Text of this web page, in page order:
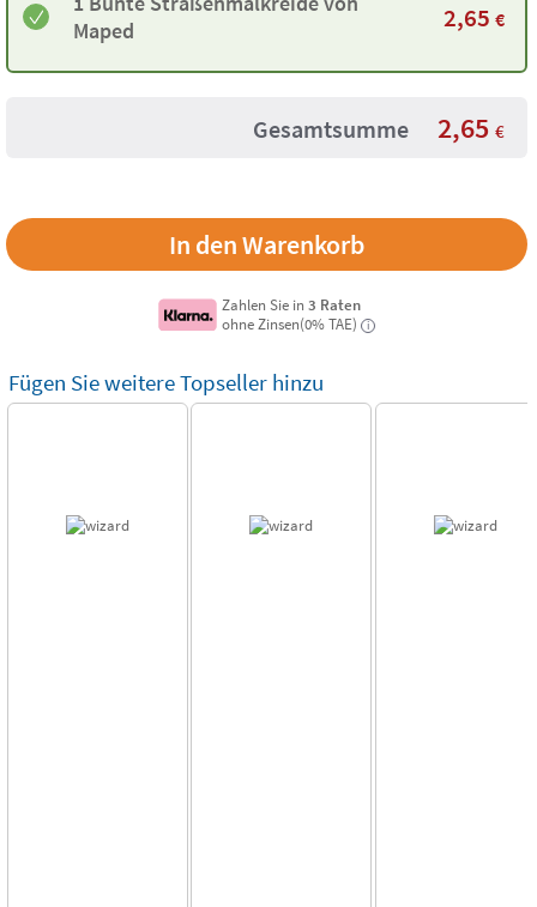
Maped
2,65 €
Gesamtsumme 2,65 €
Zahlen Sie in3 Raten
ohne Zinsen(0% TAE)
i
Fügen Sie weitere Topseller hinzu